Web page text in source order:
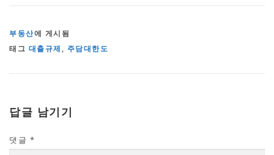
부동산에 게시됨
태그 대출규제 , 주담대한도
답글 남기기
댓글 *